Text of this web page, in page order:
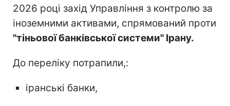
2026 році захід Управління з контролю за
іноземними активами, спрямований проти
"тіньової банківської системи" Ірану.
До переліку потрапили,:
іранські банки,